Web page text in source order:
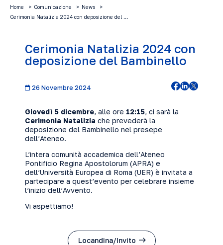
Home Comunicazione
News
Cerimonia Natalizia 2024 con deposizione del …
Cerimonia Natalizia 2024 con
deposizione del Bambinello
26 Novembre 2024
Giovedì 5 dicembre, alle ore 12:15, ci sarà la
Cerimonia Natalizia che prevederà la
deposizione del Bambinello nel presepe
dell’Ateneo.
L’intera comunità accademica dell’Ateneo
Pontificio Regina Apostolorum (APRA) e
dell’Università Europea di Roma (UER) è invitata a
partecipare a quest’evento per celebrare insieme
l’inizio dell’Avvento.
Vi aspettiamo!
Locandina/Invito